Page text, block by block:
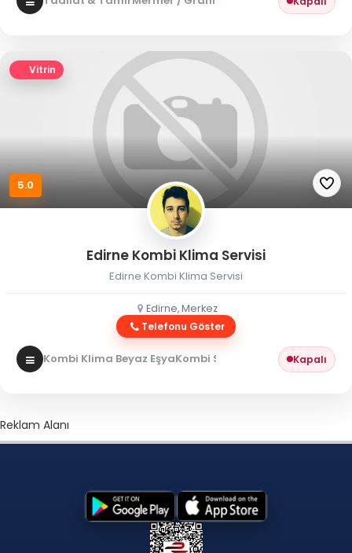
Vitrin
5.0
Edirne Kombi Klima Servisi
Edirne Kombi Klima Servisi
Edirne, Merkez
Telefonu Göster
Kombi Klima Beyaz EşyaKombi Servisi Kapalı
Reklam Alanı